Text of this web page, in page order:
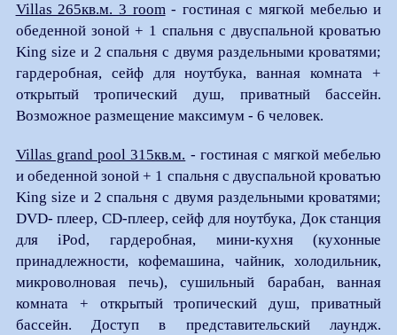
Villas 265кв.м. 3 room- гостиная с мягкой мебелью и
обеденной зоной + 1 спальня с двуспальной кроватью
King size и 2 спальня с двумя раздельными кроватями;
гардеробная, сейф для ноутбука, ванная комната +
открытый тропический душ, приватный бассейн.
Возможное размещение максимум - 6 человек.
Villas grand pool 315кв.м. - гостиная с мягкой мебелью
и обеденной зоной + 1 спальня с двуспальной кроватью
King size и 2 спальня с двумя раздельными кроватями;
DVD- плеер, CD-плеер, сейф для ноутбука, Док станция
для iPod, гардеробная, мини-кухня (кухонные
принадлежности, кофемашина, чайник, холодильник,
микроволновая печь), сушильный барабан, ванная
комната + открытый тропический душ, приватный
бассейн. Доступ в представительский лаундж.